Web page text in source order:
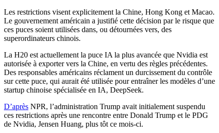
Les restrictions visent explicitement la Chine, Hong Kong et Macao.
Le gouvernement américain a justifié cette décision par le risque que
ces puces soient utilisées dans, ou détournées vers, des
superordinateurs chinois.
La H20 est actuellement la puce IA la plus avancée que Nvidia est
autorisée à exporter vers la Chine, en vertu des règles précédentes.
Des responsables américains réclament un durcissement du contrôle
sur cette puce, qui aurait été utilisée pour entraîner les modèles d’une
startup chinoise spécialisée en IA, DeepSeek.
D’après NPR, l’administration Trump avait initialement suspendu
ces restrictions après une rencontre entre Donald Trump et le PDG
de Nvidia, Jensen Huang, plus tôt ce mois-ci.